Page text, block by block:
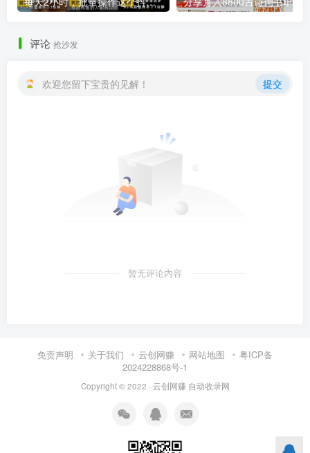
评论 抢沙发
欢迎您留下宝贵的见解！ 提交
暂无评论内容
免责声明 关于我们 云创网赚 网站地图
粤ICP备
2024228868号-1
Copyright © 2022 · 云创网赚 自动收录网